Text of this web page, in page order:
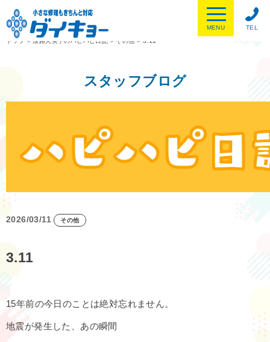
TEL
MENU
トップ
> 淡路久美子のハピハピ日記 > その他 > 3.11
スタッフブログ
2026/03/11 その他
3.11
15年前の今日のことは絶対忘れません。
地震が発生した、あの瞬間